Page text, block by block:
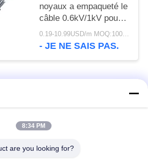
noyaux a empaqueté le
câble 0.6kV/1kV pour
les lignes électriques
aériennes
0.19-10.99USD/m MOQ:1000M
- JE NE SAIS PAS.
populaires
PVC câble isolé
câble électrique
8:34 PM
are you looking for?